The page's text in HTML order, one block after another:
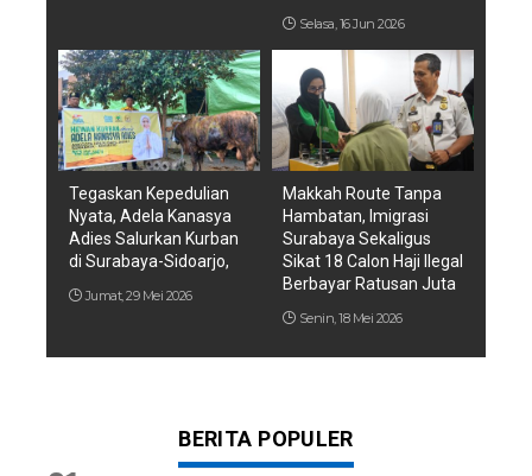
Selasa, 16 Jun 2026
Tegaskan Kepedulian
Nyata, Adela Kanasya
Adies Salurkan Kurban
di Surabaya-Sidoarjo,
Jumat, 29 Mei 2026
Makkah Route Tanpa
Hambatan, Imigrasi
Surabaya Sekaligus
Sikat 18 Calon Haji Ilegal
Berbayar Ratusan Juta
Senin, 18 Mei 2026
BERITA POPULER